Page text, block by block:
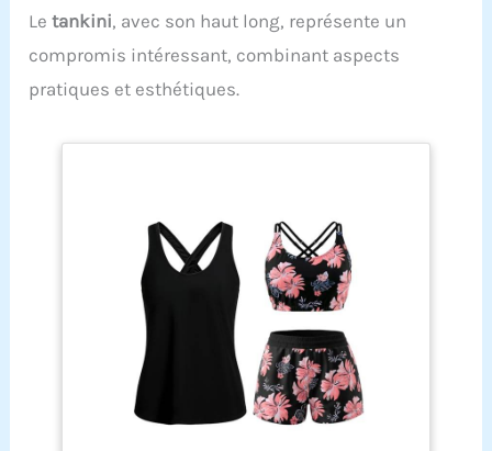
Letankini, avec son haut long, représente un
compromis intéressant, combinant aspects
pratiques et esthétiques.